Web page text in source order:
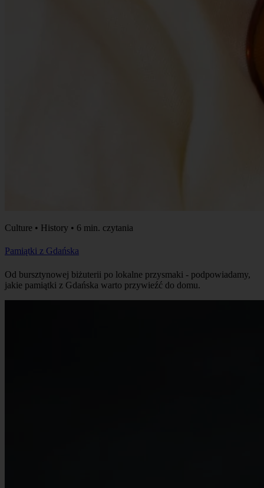
Culture • History • 6 min. czytania
Pamiątki z Gdańska
Od bursztynowej biżuterii po lokalne przysmaki - podpowiadamy,
jakie pamiątki z Gdańska warto przywieźć do domu.